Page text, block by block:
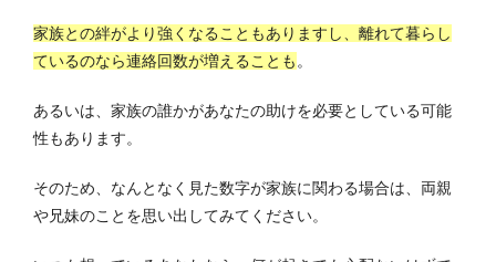
家族との絆がより強くなることもありますし、離れて暮らし
ているのなら連絡回数が増えることも 。
あるいは、家族の誰かがあなたの助けを必要としている可能
性もあります。
そのため、なんとなく見た数字が家族に関わる場合は、両親
や兄妹のことを思い出してみてください。